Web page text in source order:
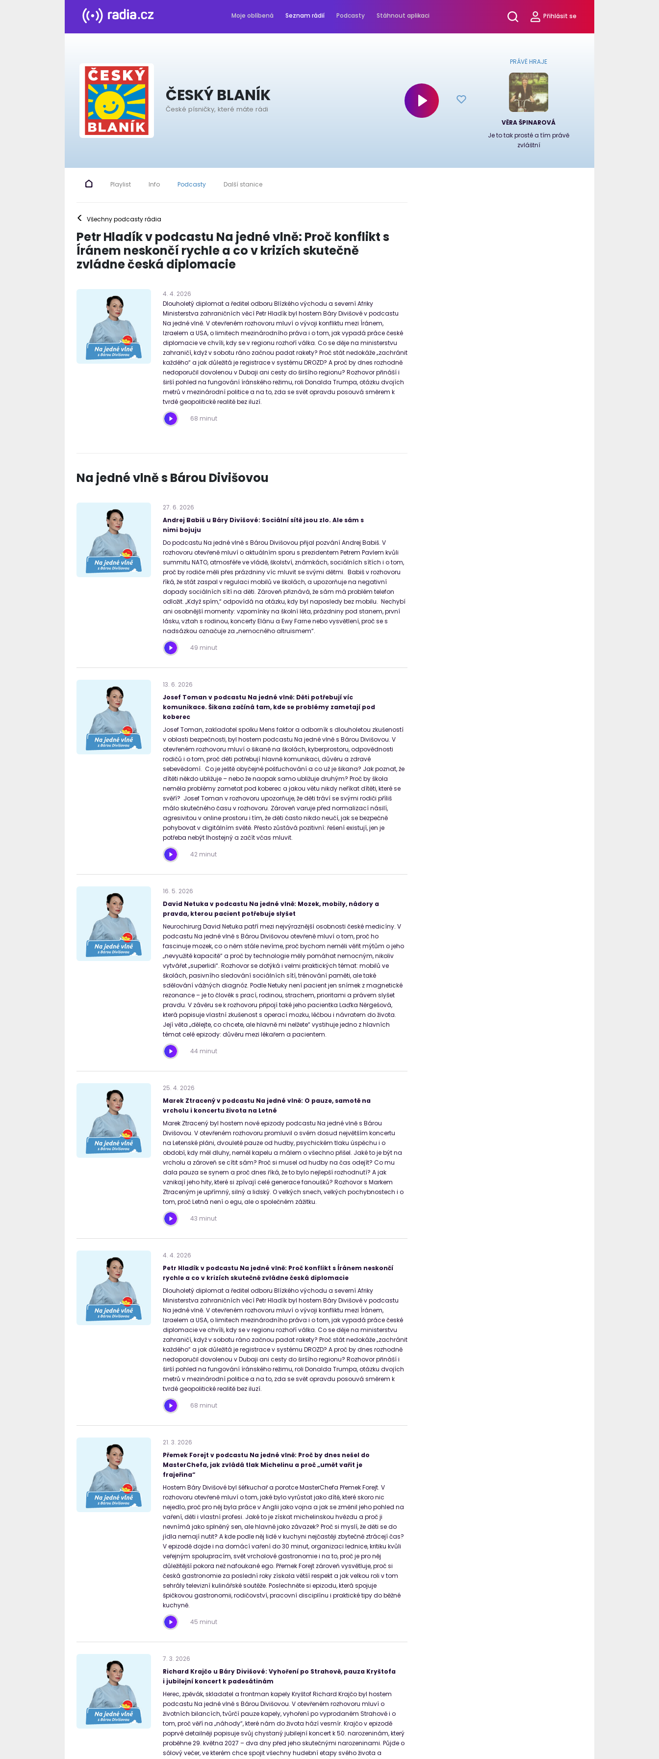
Moje oblíbená Seznam rádií Podcasty Stáhnout aplikaci Přihlásit se
ČESKÝ BLANÍK
České písničky, které máte rádi
PRÁVĚ HRAJE
VĚRA ŠPINAROVÁ
Je to tak prosté a tím právě
zvláštní
Playlist Info Podcasty Další stanice
< Všechny podcasty rádia
Petr Hladík v podcastu Na jedné vlně: Proč konflikt s
Íránem neskončí rychle a co v krizích skutečně
zvládne česká diplomacie
4. 4. 2026
Dlouholetý diplomat a ředitel odboru Blízkého východu a severní Afriky
Ministerstva zahraničních věcí Petr Hladík byl hostem Báry Divišové v podcastu
Na jedné vlně. V otevřeném rozhovoru mluví o vývoji konfliktu mezi Íránem,
Izraelem a USA, o limitech mezinárodního práva i o tom, jak vypadá práce české
diplomacie ve chvíli, kdy se v regionu rozhoří válka. Co se děje na ministerstvu
zahraničí, když v sobotu ráno začnou padat rakety? Proč stát nedokáže „zachránit
každého“ a jak důležitá je registrace v systému DROZD? A proč by dnes rozhodně
nedoporučil dovolenou v Dubaji ani cesty do širšího regionu? Rozhovor přináší i
širší pohled na fungování íránského režimu, roli Donalda Trumpa, otázku dvojích
metrů v mezinárodní politice a na to, zda se svět opravdu posouvá směrem k
tvrdé geopolitické realitě bez iluzí.
68 minut
Na jedné vlně s Bárou Divišovou
27. 6. 2026
Andrej Babiš u Báry Divišové: Sociální sítě jsou zlo. Ale sám s
nimi bojuju
Do podcastu Na jedné vlně s Bárou Divišovou přijal pozvání Andrej Babiš. V
rozhovoru otevřeně mluví o aktuálním sporu s prezidentem Petrem Pavlem kvůli
summitu NATO, atmosféře ve vládě, školství, známkách, sociálních sítích i o tom,
proč by rodiče měli přes prázdniny víc mluvit se svými dětmi. Babiš v rozhovoru
říká, že stát zaspal v regulaci mobilů ve školách, a upozorňuje na negativní
dopady sociálních sítí na děti. Zároveň přiznává, že sám má problém telefon
odložit. „Když spím,“ odpovídá na otázku, kdy byl naposledy bez mobilu. Nechybí
ani osobnější momenty: vzpomínky na školní léta, prázdniny pod stanem, první
lásku, vztah s rodinou, koncerty Elánu a Ewy Farne nebo vysvětlení, proč se s
nadsázkou označuje za „nemocného altruismem“.
49 minut
13. 6. 2026
Josef Toman v podcastu Na jedné vlně: Děti potřebují víc
komunikace. Šikana začíná tam, kde se problémy zametají pod
koberec
Josef Toman, zakladatel spolku Mens faktor a odborník s dlouholetou zkušeností
v oblasti bezpečnosti, byl hostem podcastu Na jedné vlně s Bárou Divišovou. V
otevřeném rozhovoru mluví o šikaně na školách, kyberprostoru, odpovědnosti
rodičů i o tom, proč děti potřebují hlavně komunikaci, důvěru a zdravé
sebevědomí. Co je ještě obyčejné pošťuchování a co už je šikana? Jak poznat, že
dítěti někdo ubližuje – nebo že naopak samo ubližuje druhým? Proč by škola
neměla problémy zametat pod koberec a jakou větu nikdy neříkat dítěti, které se
svěří? Josef Toman v rozhovoru upozorňuje, že děti tráví se svými rodiči příliš
málo skutečného času v rozhovoru. Zároveň varuje před normalizací násilí,
agresivitou v online prostoru i tím, že děti často nikdo neučí, jak se bezpečně
pohybovat v digitálním světě. Přesto zůstává pozitivní: řešení existují, jen je
potřeba nebýt lhostejný a začít včas mluvit.
42 minut
16. 5. 2026
David Netuka v podcastu Na jedné vlně: Mozek, mobily, nádory a
pravda, kterou pacient potřebuje slyšet
Neurochirurg David Netuka patří mezi nejvýraznější osobnosti české medicíny. V
podcastu Na jedné vlně s Bárou Divišovou otevřeně mluví o tom, proč ho
fascinuje mozek, co o něm stále nevíme, proč bychom neměli věřit mýtům o jeho
„nevyužité kapacitě“ a proč by technologie měly pomáhat nemocným, nikoliv
vytvářet „superlidi“. Rozhovor se dotýká i velmi praktických témat: mobilů ve
školách, pasivního sledování sociálních sítí, trénování paměti, ale také
sdělování vážných diagnóz. Podle Netuky není pacient jen snímek z magnetické
rezonance – je to člověk s prací, rodinou, strachem, prioritami a právem slyšet
pravdu. V závěru se k rozhovoru připojí také jeho pacientka Laďka Něrgešová,
která popisuje vlastní zkušenost s operací mozku, léčbou i návratem do života.
Její věta „dělejte, co chcete, ale hlavně mi nelžete“ vystihuje jedno z hlavních
témat celé epizody: důvěru mezi lékařem a pacientem.
44 minut
25. 4. 2026
Marek Ztracený v podcastu Na jedné vlně: O pauze, samotě na
vrcholu i koncertu života na Letné
Marek Ztracený byl hostem nové epizody podcastu Na jedné vlně s Bárou
Divišovou. V otevřeném rozhovoru promluvil o svém dosud největším koncertu
na Letenské pláni, dvouleté pauze od hudby, psychickém tlaku úspěchu i o
období, kdy měl dluhy, neměl kapelu a málem o všechno přišel. Jaké to je být na
vrcholu a zároveň se cítit sám? Proč si musel od hudby na čas odejít? Co mu
dala pauza se synem a proč dnes říká, že to bylo nejlepší rozhodnutí? A jak
vznikají jeho hity, které si zpívají celé generace fanoušků? Rozhovor s Markem
Ztraceným je upřímný, silný a lidský. O velkých snech, velkých pochybnostech i o
tom, proč Letná není o egu, ale o společném zážitku.
43 minut
4. 4. 2026
Petr Hladík v podcastu Na jedné vlně: Proč konflikt s Íránem neskončí
rychle a co v krizích skutečně zvládne česká diplomacie
Dlouholetý diplomat a ředitel odboru Blízkého východu a severní Afriky
Ministerstva zahraničních věcí Petr Hladík byl hostem Báry Divišové v podcastu
Na jedné vlně. V otevřeném rozhovoru mluví o vývoji konfliktu mezi Íránem,
Izraelem a USA, o limitech mezinárodního práva i o tom, jak vypadá práce české
diplomacie ve chvíli, kdy se v regionu rozhoří válka. Co se děje na ministerstvu
zahraničí, když v sobotu ráno začnou padat rakety? Proč stát nedokáže „zachránit
každého“ a jak důležitá je registrace v systému DROZD? A proč by dnes rozhodně
nedoporučil dovolenou v Dubaji ani cesty do širšího regionu? Rozhovor přináší i
širší pohled na fungování íránského režimu, roli Donalda Trumpa, otázku dvojích
metrů v mezinárodní politice a na to, zda se svět opravdu posouvá směrem k
tvrdé geopolitické realitě bez iluzí.
68 minut
21. 3. 2026
Přemek Forejt v podcastu Na jedné vlně: Proč by dnes nešel do
MasterChefa, jak zvládá tlak Michelinu a proč „umět vařit je
frajeřina“
Hostem Báry Divišové byl šéfkuchař a porotce MasterChefa Přemek Forejt. V
rozhovoru otevřeně mluví o tom, jaké bylo vyrůstat jako dítě, které skoro nic
nejedlo, proč pro něj byla práce v Anglii jako vojna a jak se změnil jeho pohled na
vaření, děti i vlastní profesi. Jaké to je získat michelinskou hvězdu a proč ji
nevnímá jako splněný sen, ale hlavně jako závazek? Proč si myslí, že děti se do
jídla nemají nutit? A kde podle něj lidé v kuchyni nejčastěji zbytečně ztrácejí čas?
V epizodě dojde i na domácí vaření do 30 minut, organizaci lednice, kritiku kvůli
veřejným spolupracím, svět vrcholové gastronomie i na to, proč je pro něj
důležitější pokora než nafoukané ego. Přemek Forejt zároveň vysvětluje, proč si
česká gastronomie za poslední roky získala větší respekt a jak velkou roli v tom
sehrály televizní kulinářské soutěže. Poslechněte si epizodu, která spojuje
špičkovou gastronomii, rodičovství, pracovní disciplínu i praktické tipy do běžné
kuchyně.
45 minut
7. 3. 2026
Richard Krajčo u Báry Divišové: Vyhoření po Strahově, pauza Kryštofa
i jubilejní koncert k padesátinám
Herec, zpěvák, skladatel a frontman kapely Kryštof Richard Krajčo byl hostem
podcastu Na jedné vlně s Bárou Divišovou. V otevřeném rozhovoru mluví o
životních bilancích, tvůrčí pauze kapely, vyhoření po vyprodaném Strahově i o
tom, proč věří na „náhody“, které nám do života hází vesmír. Krajčo v epizodě
poprvé detailněji popisuje svůj chystaný jubilejní koncert k 50. narozeninám, který
proběhne 29. května 2027 – dva dny před jeho skutečnými narozeninami. Půjde o
sólový večer, ve kterém chce spojit všechny hudební etapy svého života a